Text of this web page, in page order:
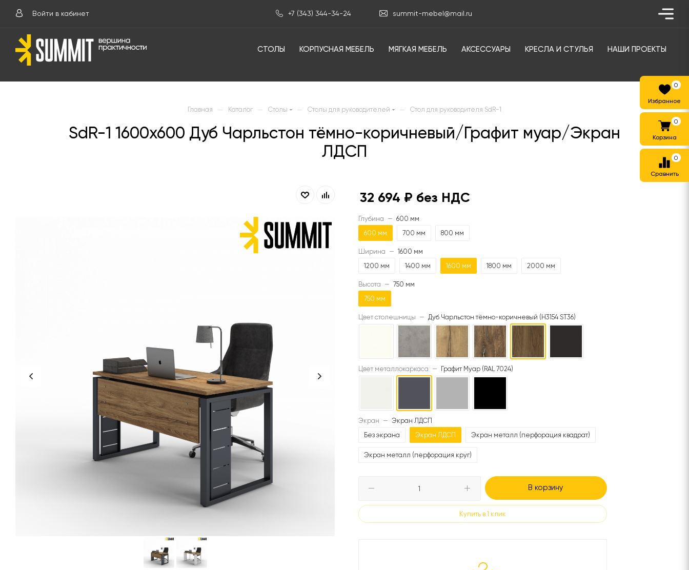
Войти в кабинет +7 (343) 344-34-24 summit-mebel@mail.ru
СТОЛЫ КОРПУСНАЯ МЕБЕЛЬ МЯГКАЯ МЕБЕЛЬ АКСЕССУАРЫ КРЕСЛА И СТУЛЬЯ НАШИ ПРОЕКТЫ
Главная — Каталог — Столы — Столы для руководителей — Стол для руководителя SdR-1
SdR-1 1600х600 Дуб Чарльстон тёмно-коричневый/Графит муар/Экран
ЛДСП
32 694 ₽ без НДС
Глубина — 600 мм
600 мм
700 мм 800 мм
Ширина — 1600 мм
1200 мм
1400 мм 1600 мм 1800 мм 2000 мм
Высота — 750 мм
750 мм
Цвет столешницы — Дуб Чарльстон тёмно-коричневый (H3154 ST36)
Цвет металлокаркаса — Графит Муар (RAL 7024)
Экран — Экран ЛДСП
Без экрана
Экран ЛДСП Экран металл (перфорация квадрат)
Экран металл (перфорация круг)
В корзину
Купить в 1 клик
0
0
0